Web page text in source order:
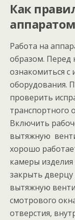
Как
аппаратом
Работа на
образом. Перед
ознакомиться с
оборудования.
проверить
транспортного
Включить
вытяжную
хорошо
камеры
закрыть
вытяжную
смотрового
отверстия,